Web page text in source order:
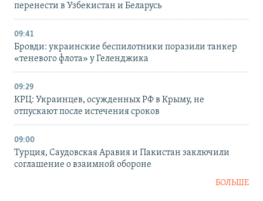
перенести в Узбекистан и Беларусь
09:41
Бровди: украинские беспилотники поразили танкер
«теневого флота» у Геленджика
09:29
КРЦ: Украинцев, осужденных РФ в Крыму, не
отпускают после истечения сроков
09:00
Турция, Саудовская Аравия и Пакистан заключили
соглашение о взаимной обороне
БОЛЬШЕ